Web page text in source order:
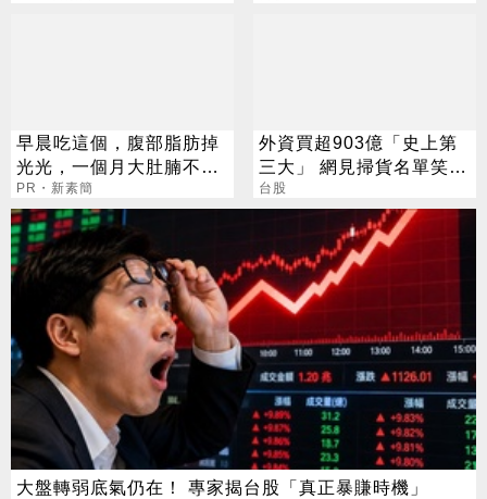
早晨吃這個，腹部脂肪掉
光光，一個月大肚腩不見
了
PR・新素簡
外資買超903億「史上第
三大」 網見掃貨名單笑：
不懂在幹嘛
台股
大盤轉弱底氣仍在！ 專家揭台股「真正暴賺時機」